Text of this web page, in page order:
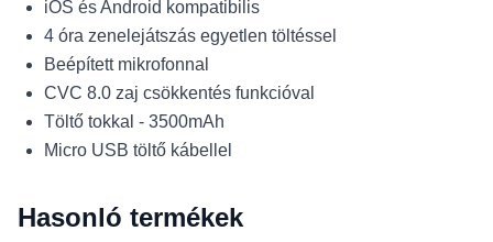
iOS és Android kompatibilis
4 óra zenelejátszás egyetlen töltéssel
Beépített mikrofonnal
CVC 8.0 zaj csökkentés funkcióval
Töltő tokkal - 3500mAh
Micro USB töltő kábellel
Hasonló termékek